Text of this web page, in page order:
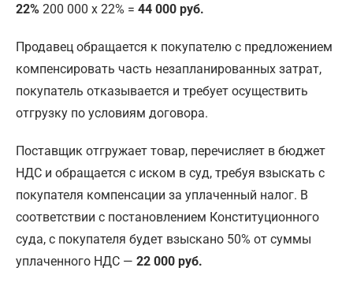
22% 200 000 х 22% = 44 000 руб.
Продавец обращается к покупателю с предложением
компенсировать часть незапланированных затрат,
покупатель отказывается и требует осуществить
отгрузку по условиям договора.
Поставщик отгружает товар, перечисляет в бюджет
НДС и обращается с иском в суд, требуя взыскать с
покупателя компенсации за уплаченный налог. В
соответствии с постановлением Конституционного
суда, с покупателя будет взыскано 50% от суммы
уплаченного НДС — 22 000 руб.